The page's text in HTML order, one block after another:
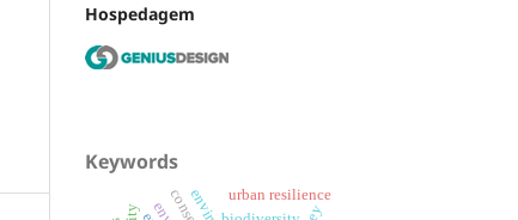
Hospedagem
Keywords
urban resilience